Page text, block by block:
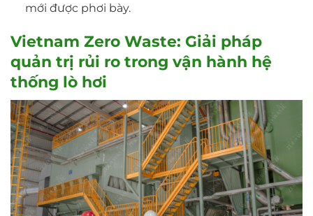
mới được phơi bày.
Vietnam Zero Waste: Giải pháp
quản trị rủi ro trong vận hành hệ
thống lò hơi